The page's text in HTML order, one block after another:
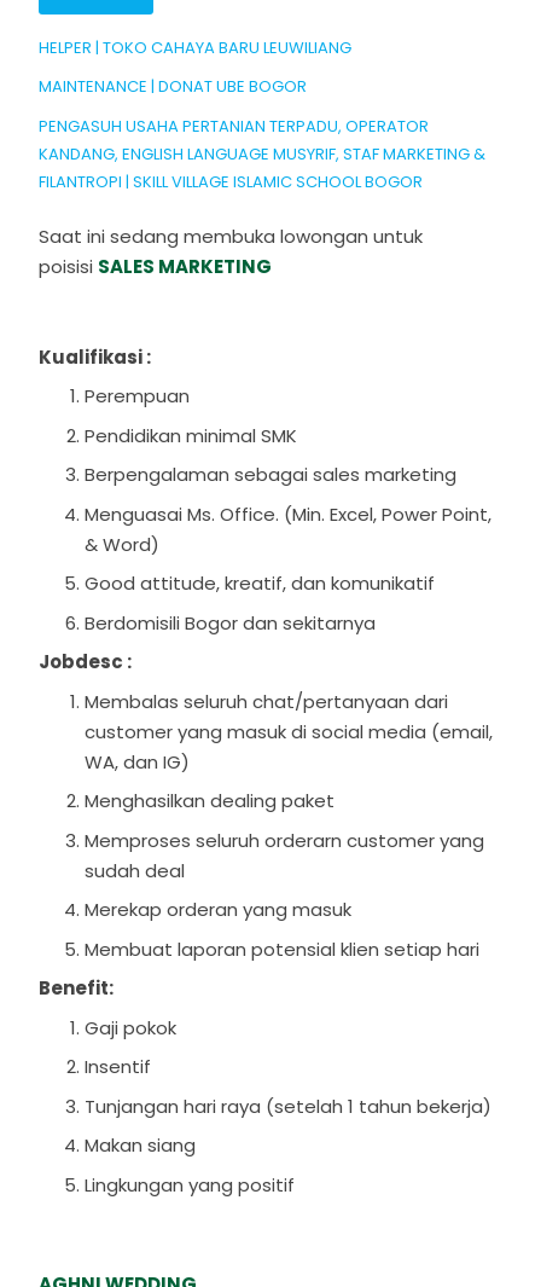
HELPER | TOKO CAHAYA BARU LEUWILIANG
MAINTENANCE | DONAT UBE BOGOR
PENGASUH USAHA PERTANIAN TERPADU, OPERATOR
KANDANG, ENGLISH LANGUAGE MUSYRIF, STAF MARKETING &
FILANTROPI | SKILL VILLAGE ISLAMIC SCHOOL BOGOR
Saat ini sedang membuka lowongan untuk
poisisi SALES MARKETING
Kualifikasi :
Perempuan
Pendidikan minimal SMK
Berpengalaman sebagai sales marketing
Menguasai Ms. Office. (Min. Excel, Power Point,
& Word)
Good attitude, kreatif, dan komunikatif
Berdomisili Bogor dan sekitarnya
Jobdesc :
Membalas seluruh chat/pertanyaan dari
customer yang masuk di social media (email,
WA, dan IG)
Menghasilkan dealing paket
Memproses seluruh orderarn customer yang
sudah deal
Merekap orderan yang masuk
Membuat laporan potensial klien setiap hari
Benefit:
Gaji pokok
Insentif
Tunjangan hari raya (setelah 1 tahun bekerja)
Makan siang
Lingkungan yang positif